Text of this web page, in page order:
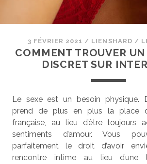
3 FÉVRIER 2021 / LIENSHARD /
COMMENT TROUVER
DISCRET SUR
Le sexe est un besoin physique.
prend de plus en plus la place
française, au lieu d’être toujours
sentiments d’amour. Vous
parfaitement le droit d’avoir
rencontre intime au lieu d’une